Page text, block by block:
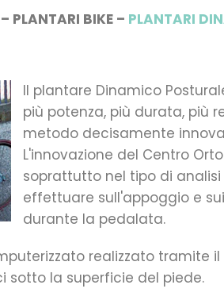
PLANTARI BIKE – PLANTARI
Il plantare Dinamico
più potenza, più durata, più
metodo decisamente
L'innovazione del Centro
soprattutto nel tipo di
effettuare sull'appoggio e
durante la pedalata.
realizzato tramite
sotto la superficie del piede.